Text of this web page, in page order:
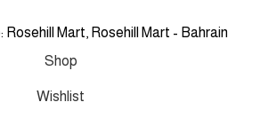
Mart, Rosehill Mart - Bahrain
Shop
Wishlist